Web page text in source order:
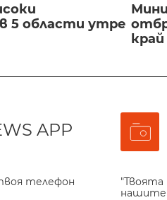
5 области утре
APP
телефон
нашите